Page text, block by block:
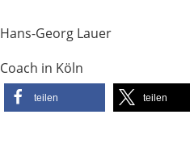
Hans-Georg Lauer
Coach in Köln
teilen teilen